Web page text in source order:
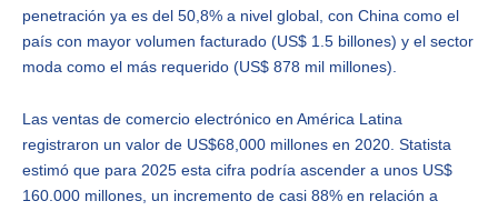
penetración ya es del 50,8% a nivel global, con China como el
país con mayor volumen facturado (US$ 1.5 billones) y el sector
moda como el más requerido (US$ 878 mil millones).
Las ventas de comercio electrónico en América Latina
registraron un valor de US$68,000 millones en 2020. Statista
estimó que para 2025 esta cifra podría ascender a unos US$
160.000 millones, un incremento de casi 88% en relación a